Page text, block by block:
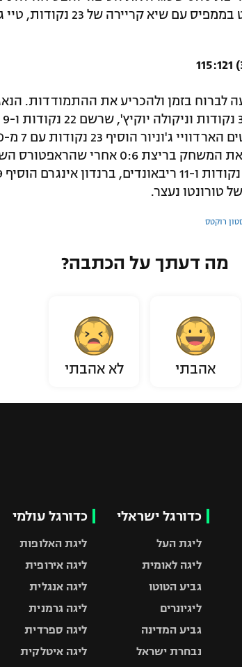
לברוח בזמן ולהכריע את ההתמודדות.
רוקטס
מה דעתך על הכתבה?
אהבתי לא אהבתי
כדורגל ישראלי
ליגת העל
ליגה לאומית
גביע הטוטו
ליגיונרים
גביע המדינה
נבחרת ישראל
כדורגל עולמי
ליגת האלופות
ליגה אירופית
ליגה אנגלית
ליגה גרמנית
ליגה ספרדית
ליגה איטלקית